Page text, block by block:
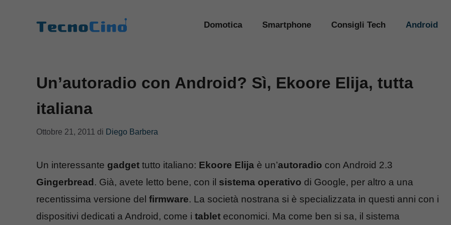
Domotica Smartphone Consigli Tech Android
Un’autoradio con Android? Sì, Ekoore Elija, tutta
italiana
Ottobre 21, 2011 di Diego Barbera
Un interessante gadget tutto italiano: Ekoore Elija è un’autoradio con Android 2.3
Gingerbread . Già, avete letto bene, con il sistema operativo di Google, per altro a una
recentissima versione del firmware. La società nostrana si è specializzata in questi anni con i
dispositivi dedicati a Android, come i tablet economici. Ma come ben si sa, il sistema